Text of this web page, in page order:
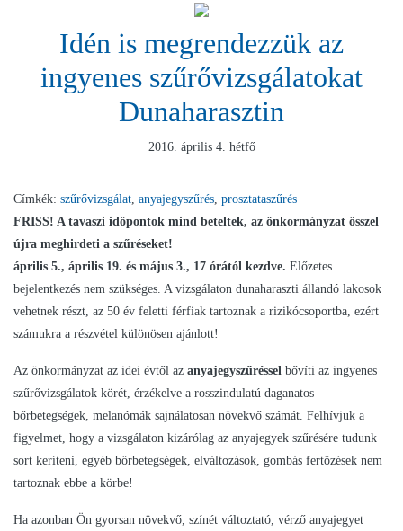
Idén is megrendezzük az
ingyenes szűrővizsgálatokat
Dunaharasztin
2016. április 4. hétfő
Címkék: szűrővizsgálat anyajegyszűrés prosztataszűrés
FRISS! A tavaszi időpontok mind beteltek, az önkormányzat ősszel
újra meghirdeti a szűréseket!
április 5., április 19. és május 3., 17 órától kezdve. Előzetes
bejelentkezés nem szükséges. A vizsgálaton dunaharaszti állandó lakosok
vehetnek részt, az 50 év feletti férfiak tartoznak a rizikócsoportba, ezért
számukra a részvétel különösen ajánlott!
Az önkormányzat az idei évtől az anyajegyszűréssel bővíti az ingyenes
szűrővizsgálatok körét, érzékelve a rosszindulatú daganatos
bőrbetegségek, melanómák sajnálatosan növekvő számát. Felhívjuk a
figyelmet, hogy a vizsgálaton kizárólag az anyajegyek szűrésére tudunk
sort keríteni, egyéb bőrbetegségek, elváltozások, gombás fertőzések nem
tartoznak ebbe a körbe!
Ha azonban Ön gyorsan növekvő, színét változtató, vérző anyajegyet